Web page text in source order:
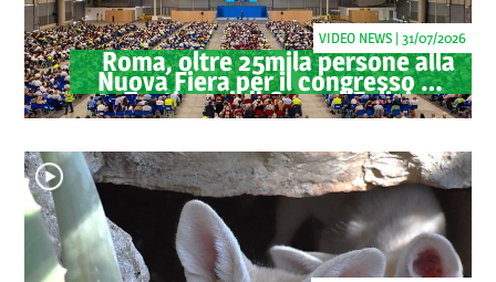
Roma, oltre 25mila persone alla
Nuova Fiera per il congresso dei
Testimoni di Geova "Felici per
sempre"
VIDEO NEWS | 31/07/2026